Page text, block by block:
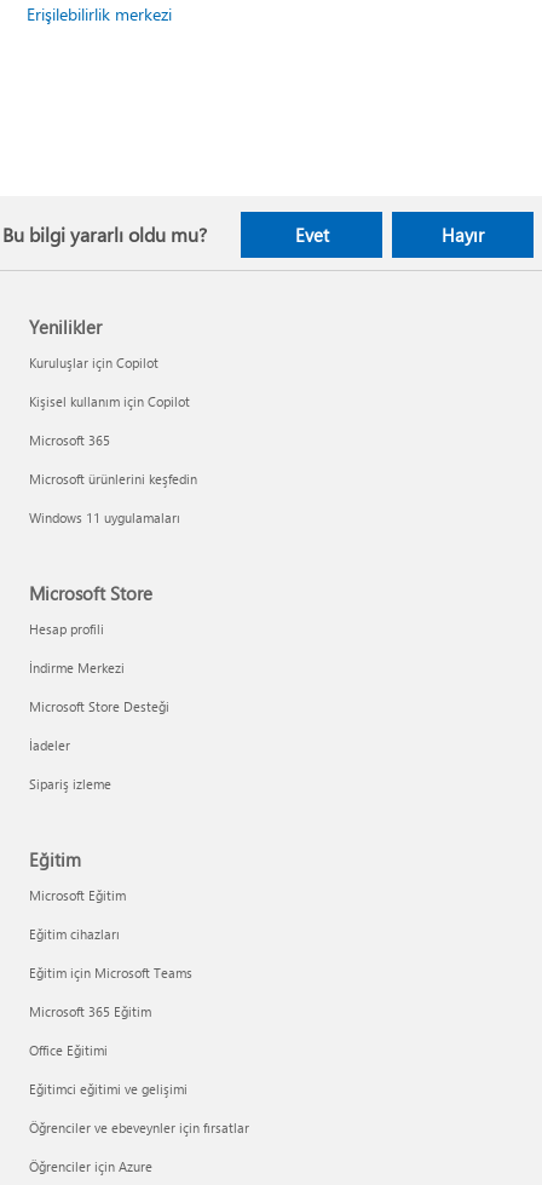
Erişilebilirlik merkezi
Bu bilgi yararlı oldu mu? Evet Hayır
Yenilikler
Kuruluşlar için Copilot
Kişisel kullanım için Copilot
Microsoft 365
Microsoft ürünlerini keşfedin
Windows 11 uygulamaları
Microsoft Store
Hesap profili
İndirme Merkezi
Microsoft Store Desteği
İadeler
Sipariş izleme
Eğitim
Microsoft Eğitim
Eğitim cihazları
Eğitim için Microsoft Teams
Microsoft 365 Eğitim
Office Eğitimi
Eğitimci eğitimi ve gelişimi
Öğrenciler ve ebeveynler için fırsatlar
Öğrenciler için Azure